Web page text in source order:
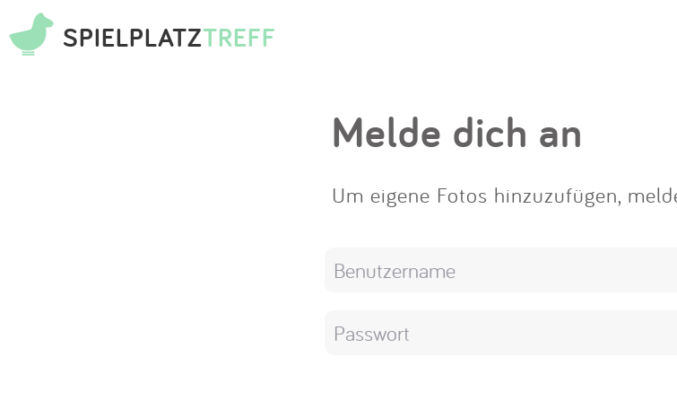
SPIELPLATZTREFF
App
Melde dich an
Um eigene Fotos hinzuzufügen,